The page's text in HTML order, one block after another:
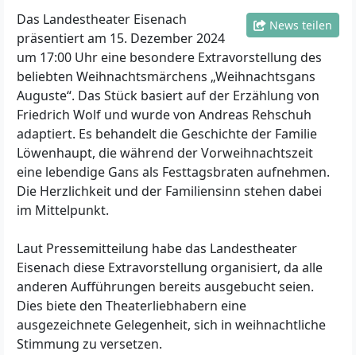
News teilen
Das Landestheater Eisenach
präsentiert am 15. Dezember 2024
um 17:00 Uhr eine besondere Extravorstellung des
beliebten Weihnachtsmärchens „Weihnachtsgans
Auguste“. Das Stück basiert auf der Erzählung von
Friedrich Wolf und wurde von Andreas Rehschuh
adaptiert. Es behandelt die Geschichte der Familie
Löwenhaupt, die während der Vorweihnachtszeit
eine lebendige Gans als Festtagsbraten aufnehmen.
Die Herzlichkeit und der Familiensinn stehen dabei
im Mittelpunkt.
Laut Pressemitteilung habe das Landestheater
Eisenach diese Extravorstellung organisiert, da alle
anderen Aufführungen bereits ausgebucht seien.
Dies biete den Theaterliebhabern eine
ausgezeichnete Gelegenheit, sich in weihnachtliche
Stimmung zu versetzen.